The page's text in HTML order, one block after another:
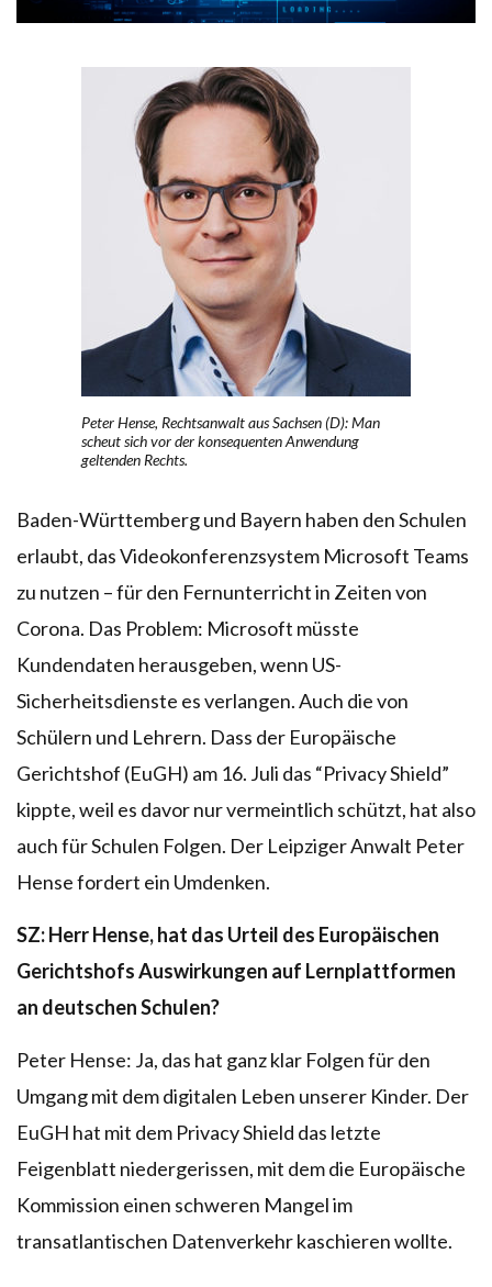
Peter Hense, Rechtsanwalt aus Sachsen (D): Man
scheut sich vor der konsequenten Anwendung
geltenden Rechts.
Baden-Württemberg und Bayern haben den Schulen
erlaubt, das Videokonferenzsystem Microsoft Teams
zu nutzen – für den Fernunterricht in Zeiten von
Corona. Das Problem: Microsoft müsste
Kundendaten herausgeben, wenn US-
Sicherheitsdienste es verlangen. Auch die von
Schülern und Lehrern. Dass der Europäische
Gerichtshof (EuGH) am 16. Juli das “Privacy Shield”
kippte, weil es davor nur vermeintlich schützt, hat also
auch für Schulen Folgen. Der Leipziger Anwalt Peter
Hense fordert ein Umdenken.
SZ: Herr Hense, hat das Urteil des Europäischen
Gerichtshofs Auswirkungen auf Lernplattformen
an deutschen Schulen?
Peter Hense: Ja, das hat ganz klar Folgen für den
Umgang mit dem digitalen Leben unserer Kinder. Der
EuGH hat mit dem Privacy Shield das letzte
Feigenblatt niedergerissen, mit dem die Europäische
Kommission einen schweren Mangel im
transatlantischen Datenverkehr kaschieren wollte.